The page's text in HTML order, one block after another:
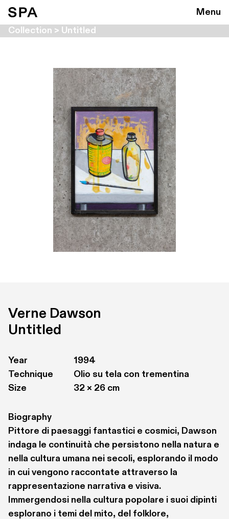
Menu
Collection > Untitled
Verne Dawson
Untitled
Year
1994
Technique
Olio su tela con trementina
Size
32 × 26 cm
Biography
Pittore di paesaggi fantastici e cosmici, Dawson
indaga le continuità che persistono nella natura e
nella cultura umana nei secoli, esplorando il modo
in cui vengono raccontate attraverso la
rappresentazione narrativa e visiva.
Immergendosi nella cultura popolare i suoi dipinti
esplorano i temi del mito, del folklore,